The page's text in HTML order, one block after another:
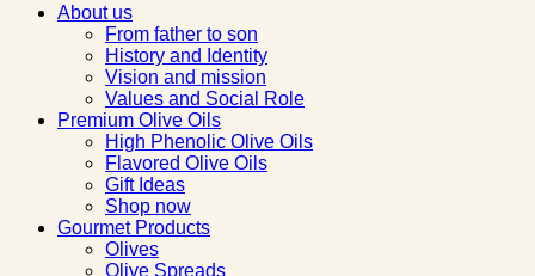
About us
From father to son
History and Identity
Vision and mission
Values and Social Role
Premium Olive Oils
High Phenolic Olive Oils
Flavored Olive Oils
Gift Ideas
Shop now
Gourmet Products
Olives
Olive Spreads